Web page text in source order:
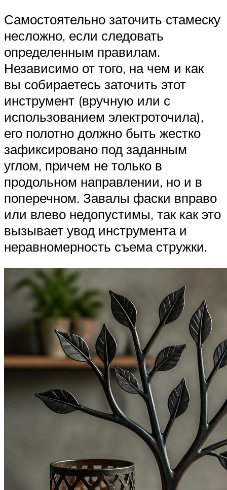
Самостоятельно заточить стамеску
несложно, если следовать
определенным правилам.
Независимо от того, на чем и как
вы собираетесь заточить этот
инструмент (вручную или с
использованием электроточила),
его полотно должно быть жестко
зафиксировано под заданным
углом, причем не только в
продольном направлении, но и в
поперечном. Завалы фаски вправо
или влево недопустимы, так как это
вызывает увод инструмента и
неравномерность съема стружки.